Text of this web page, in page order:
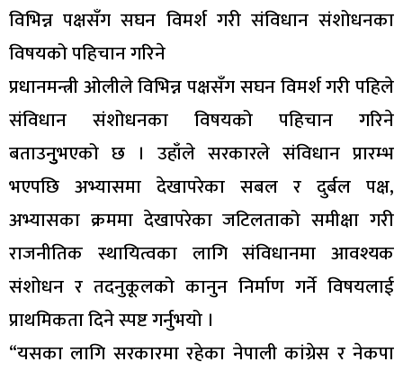
विभिन्न पक्षसँग सघन विमर्श गरी संविधान संशोधनका
विषयको पहिचान गरिने
प्रधानमन्त्री ओलीले विभिन्न पक्षसँग सघन विमर्श गरी पहिले
संविधान संशोधनका विषयको पहिचान गरिने
बताउनुुभएको छ । उहाँले सरकारले संविधान प्रारम्भ
भएपछि अभ्यासमा देखापरेका सबल र दुर्बल पक्ष,
अभ्यासका क्रममा देखापरेका जटिलताको समीक्षा गरी
राजनीतिक स्थायित्वका लागि संविधानमा आवश्यक
संशोधन र तदनुकूलको कानुन निर्माण गर्ने विषयलाई
प्राथमिकता दिने स्पष्ट गर्नुभयो ।
“यसका लागि सरकारमा रहेका नेपाली कांग्रेस र नेकपा